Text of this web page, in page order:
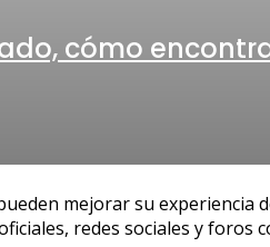
cómo
mejorar su experiencia
redes sociales y foros